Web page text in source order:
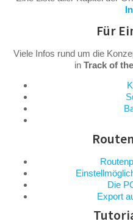
Für
Viele Infos rund um die
in Track of
Die
Export